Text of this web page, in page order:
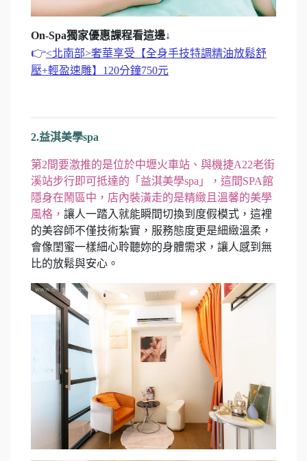
On-Spa獨家優惠課程看這邊↓
👉<北南部>奢華享受【全身手技特調精油放鬆舒
壓+輕盈速雕】120分鐘750元
2.益淇美學spa
第2間要激推的是位於中壢火車站、與機捷A22老街
溪站步行即可抵達的「益淇美學spa」，這間SPA館
隱身在鬧區中，店內裝潢走的是精緻且溫馨的美學
風格， 讓人一踏入就能瞬間切換到度假模式，這裡
的美容師不僅技術紮實，服務態度更是細緻溫柔，
會像閨蜜一樣細心聆聽妳的身體需求，讓人感到無
比的放鬆與安心。